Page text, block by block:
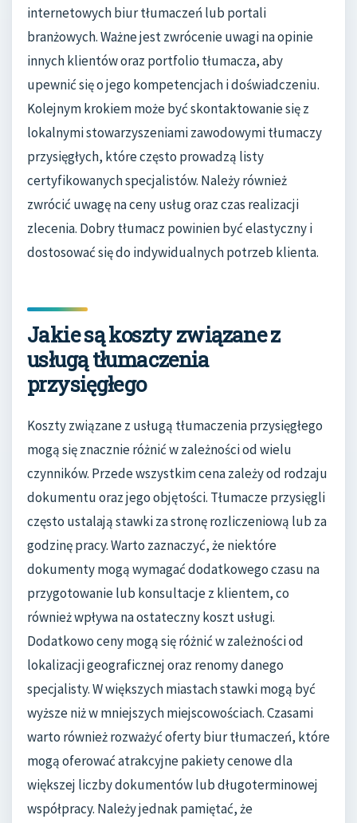
internetowych biur tłumaczeń lub portali
branżowych. Ważne jest zwrócenie uwagi na opinie
innych klientów oraz portfolio tłumacza, aby
upewnić się o jego kompetencjach i doświadczeniu.
Kolejnym krokiem może być skontaktowanie się z
lokalnymi stowarzyszeniami zawodowymi tłumaczy
przysięgłych, które często prowadzą listy
certyfikowanych specjalistów. Należy również
zwrócić uwagę na ceny usług oraz czas realizacji
zlecenia. Dobry tłumacz powinien być elastyczny i
dostosować się do indywidualnych potrzeb klienta.
Jakie są koszty związane z
usługą tłumaczenia
przysięgłego
Koszty związane z usługą tłumaczenia przysięgłego
mogą się znacznie różnić w zależności od wielu
czynników. Przede wszystkim cena zależy od rodzaju
dokumentu oraz jego objętości. Tłumacze przysięgli
często ustalają stawki za stronę rozliczeniową lub za
godzinę pracy. Warto zaznaczyć, że niektóre
dokumenty mogą wymagać dodatkowego czasu na
przygotowanie lub konsultacje z klientem, co
również wpływa na ostateczny koszt usługi.
Dodatkowo ceny mogą się różnić w zależności od
lokalizacji geograficznej oraz renomy danego
specjalisty. W większych miastach stawki mogą być
wyższe niż w mniejszych miejscowościach. Czasami
warto również rozważyć oferty biur tłumaczeń, które
mogą oferować atrakcyjne pakiety cenowe dla
większej liczby dokumentów lub długoterminowej
współpracy. Należy jednak pamiętać, że